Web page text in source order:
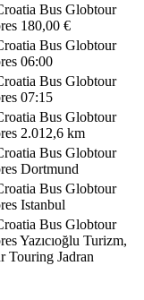
Bus Globtour
180,00 €
Bus Globtour
06:00
Bus Globtour
07:15
Bus Globtour
2.012,6 km
Bus Globtour
Dortmund
Bus Globtour
Istanbul
Bus Globtour
Yazıcıoğlu Turizm,
Touring Jadran